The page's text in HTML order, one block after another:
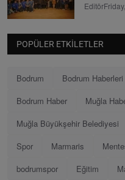
Editör
POPÜLER ETKILETLER
Bodrum Bodrum Haberleri
Bodrum Haber
Muğla
Muğla Büyükşehir Belediyesi
Spor
Marmaris
bodrumspor
Eğitim